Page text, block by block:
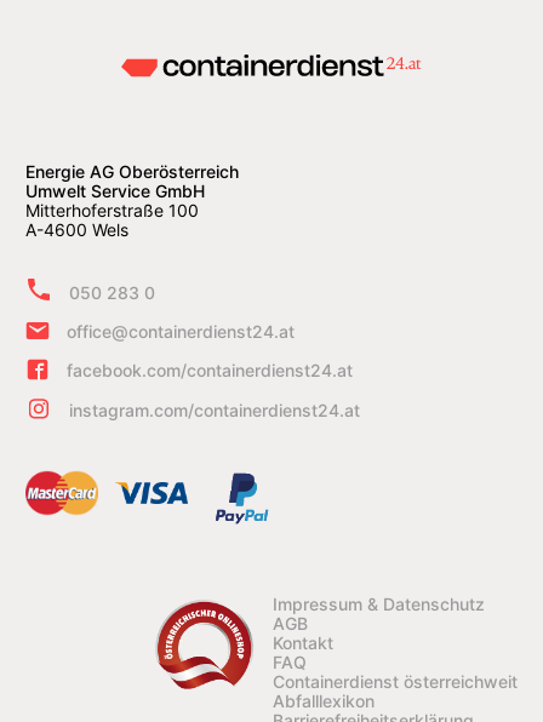
Energie AG Oberösterreich
Umwelt Service GmbH
Mitterhoferstraße 100
A-4600 Wels
050 283 0
office@containerdienst24.at
facebook.com/containerdienst24.at
instagram.com/containerdienst24.at
Impressum & Datenschutz
AGB
Kontakt
FAQ
Containerdienst österreichweit
Abfalllexikon